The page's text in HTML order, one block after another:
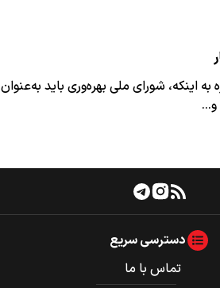
اینکه، شورای ملی بهره‌وری باید به‌عنوان
دسترسی سریع
تماس با ما